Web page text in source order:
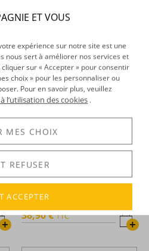
+
+
d'âge - Mantuano - 70cl - 40°
+
38,90 €TTC
ET VOUS
expérience sur notre site est une
nous sert à améliorer nos services et
sur « Accepter » pour consentir
choix » pour les personnaliser ou
Pour en savoir plus, veuillez
l’utilisation des cookies .
MES CHOIX
REFUSER
ACCEPTER